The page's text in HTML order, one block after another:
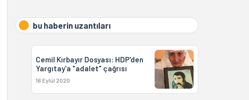
bu haberin uzantıları
Cemil Kırbayır Dosyası: HDP'den
Yargıtay'a "adalet" çağrısı
16 Eylül 2020